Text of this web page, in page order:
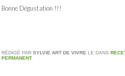
Bonne Dégustation !!!
RÉDIGÉ PAR SYLVIE ART DE VIVRE LE DANS
PERMANENT